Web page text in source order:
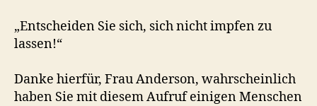
„Entscheiden Sie sich, sich nicht impfen zu
lassen!“
Danke hierfür, Frau Anderson, wahrscheinlich
haben Sie mit diesem Aufruf einigen Menschen